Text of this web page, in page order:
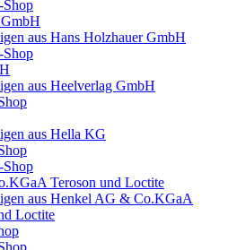
Shop
aus Hans Holzhauer GmbH
Shop
aus Heelverlag GmbH
aus Hella KG
Shop
Teroson und Loctite
aus Henkel AG & Co.KGaA
Loctite